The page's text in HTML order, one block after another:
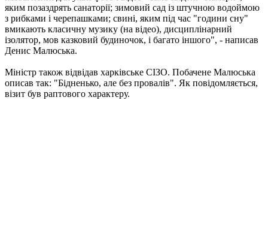
яким позаздрять санаторії; зимовий сад із штучною водоймою
з рибками і черепашками; свині, яким під час "години сну"
вмикають класичну музику (на відео), дисциплінарний
ізолятор, мов казковий будиночок, і багато іншого", - написав
Денис Малюська.
Міністр також відвідав харківське СІЗО. Побачене Малюська
описав так: "Бідненько, але без провалів". Як повідомляється,
візит був раптового характеру.